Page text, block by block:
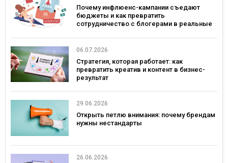
Почему инфлюенс-кампании съедают
бюджеты и как превратить
сотрудничество с блогерами в реальные
06.07.2026
Стратегия, которая работает: как
превратить креатив и контент в бизнес-
результат
29.06.2026
Открыть петлю внимания: почему брендам
нужны нестандарты
26.06.2026